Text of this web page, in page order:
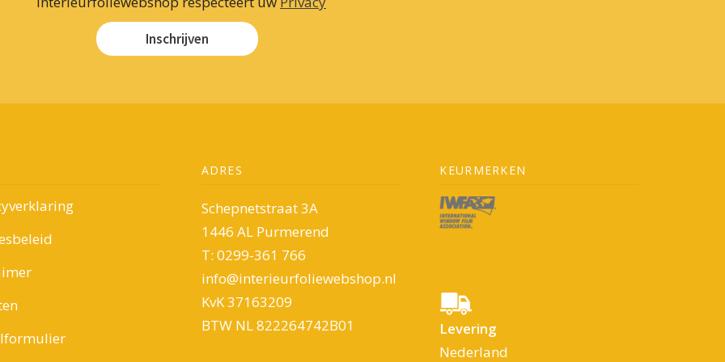
Inschrijven
ADRES
Schepnetstraat 3A
1446 AL Purmerend
T: 0299-361 766
info@interieurfoliewebshop.nl
KvK 37163209
BTW NL 822264742B01
KEURMERKEN
Levering
Nederland